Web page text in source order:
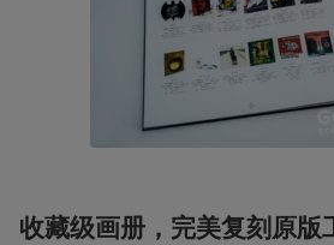
收藏级画册，完美复刻原版